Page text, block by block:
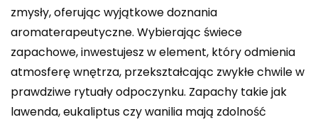
zmysły, oferując wyjątkowe doznania
aromaterapeutyczne. Wybierając świece
zapachowe, inwestujesz w element, który odmienia
atmosferę wnętrza, przekształcając zwykłe chwile w
prawdziwe rytuały odpoczynku. Zapachy takie jak
lawenda, eukaliptus czy wanilia mają zdolność